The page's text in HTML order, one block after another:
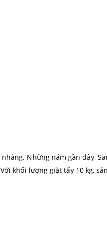
Những năm gần đây,
khối lượng giặt tẩy 10 kg,